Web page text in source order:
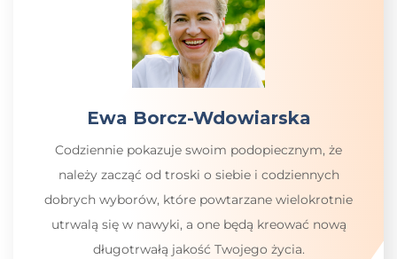
Ewa Borcz-Wdowiarska
Codziennie pokazuje swoim podopiecznym, że
należy zacząć od troski o siebie i codziennych
dobrych wyborów, które powtarzane wielokrotnie
utrwalą się w nawyki, a one będą kreować nową
długotrwałą jakość Twojego życia.